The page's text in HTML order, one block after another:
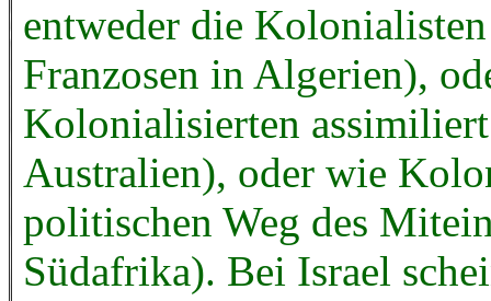
entweder die
Franzosen in Algerien),
Kolonialisierten
Australien), oder wie
politischen Weg des
Südafrika). Bei Israel